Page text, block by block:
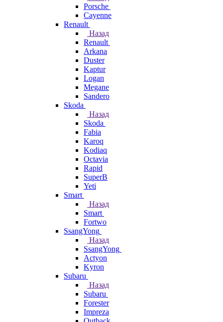
Porsche
Cayenne
Renault
Назад
Renault
Arkana
Duster
Kaptur
Logan
Megane
Sandero
Skoda
Назад
Skoda
Fabia
Karoq
Kodiaq
Octavia
Rapid
SuperB
Yeti
Smart
Назад
Smart
Fortwo
SsangYong
Назад
SsangYong
Actyon
Kyron
Subaru
Назад
Subaru
Forester
Impreza